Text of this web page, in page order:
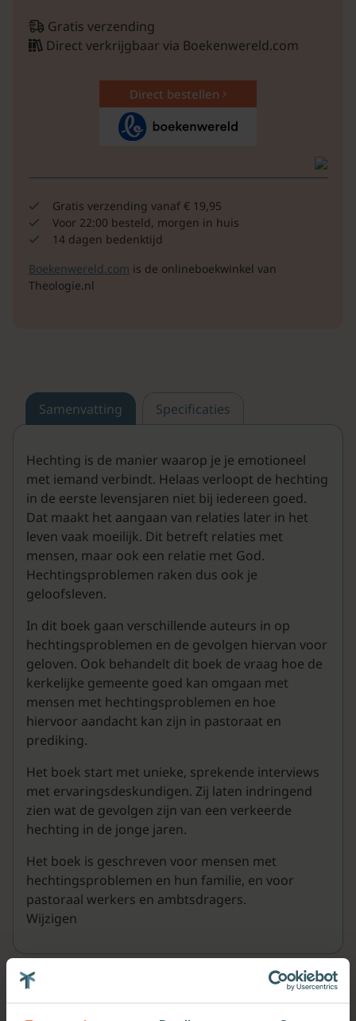
Gratis verzending
Direct verkrijgbaar via Boekenwereld.com
Direct bestellen
Gratis verzending vanaf € 19,95
Voor 22:00 besteld, morgen in huis
14 dagen bedenktijd
Boekenwereld.com is de onlineboekwinkel van
Theologie.nl
Samenvatting Specificaties
Hechting is de manier waarop je je emotioneel
met iemand verbindt. Helaas verloopt de hechting
in de eerste levensjaren niet bij iedereen goed.
Dat maakt het aangaan van relaties later in het
leven vaak moeilijk. Dit betreft relaties met
mensen, maar ook een relatie met God.
Hechtingsproblemen raken dus ook je
geloofsleven.
In dit boek gaan verschillende auteurs in op
hechtingsproblemen en de gevolgen hiervan voor
geloven. Ook behandelt dit boek de vraag hoe de
kerkelijke gemeente goed kan omgaan met
mensen met hechtingsproblemen en hoe
hiervoor aandacht kan zijn in pastoraat en
prediking.
Het boek start met unieke, sprekende interviews
met ervaringsdeskundigen. Zij laten indringend
zien wat de gevolgen zijn van een verkeerde
hechting in de jonge jaren.
Het boek is geschreven voor mensen met
hechtingsproblemen en hun familie, en voor
pastoraal werkers en ambtsdragers.
Wijzigen
Meer van deze auteur